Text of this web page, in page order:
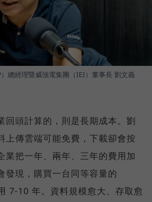
總經理暨威強電集團（IEI）董事長 劉文義
回頭計算的，則是長期成本。劉
上傳雲端可能免費，下載卻會按
業把一年、兩年、三年的費用加
發現，購買一台同等容量的
7-10 年。資料規模愈大、存取愈